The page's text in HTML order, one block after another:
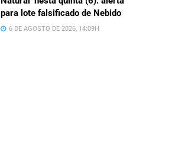
para lote falsificado de Nebido
6 DE AGOSTO DE 2026, 14:09H